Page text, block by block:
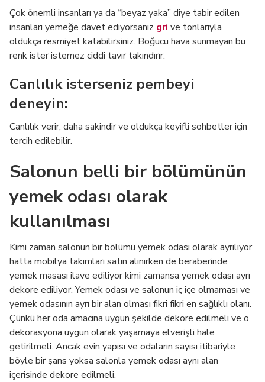
Çok önemli insanları ya da “beyaz yaka” diye tabir edilen
insanları yemeğe davet ediyorsanız gri ve tonlarıyla
oldukça resmiyet katabilirsiniz. Boğucu hava sunmayan bu
renk ister istemez ciddi tavır takındırır.
Canlılık isterseniz pembeyi
deneyin:
Canlılık verir, daha sakindir ve oldukça keyifli sohbetler için
tercih edilebilir.
Salonun belli bir bölümünün
yemek odası olarak
kullanılması
Kimi zaman salonun bir bölümü yemek odası olarak ayrılıyor
hatta mobilya takımları satın alınırken de beraberinde
yemek masası ilave ediliyor kimi zamansa yemek odası ayrı
dekore ediliyor. Yemek odası ve salonun iç içe olmaması ve
yemek odasının ayrı bir alan olması fikri fikri en sağlıklı olanı.
Çünkü her oda amacına uygun şekilde dekore edilmeli ve o
dekorasyona uygun olarak yaşamaya elverişli hale
getirilmeli. Ancak evin yapısı ve odaların sayısı itibariyle
böyle bir şans yoksa salonla yemek odası aynı alan
içerisinde dekore edilmeli.